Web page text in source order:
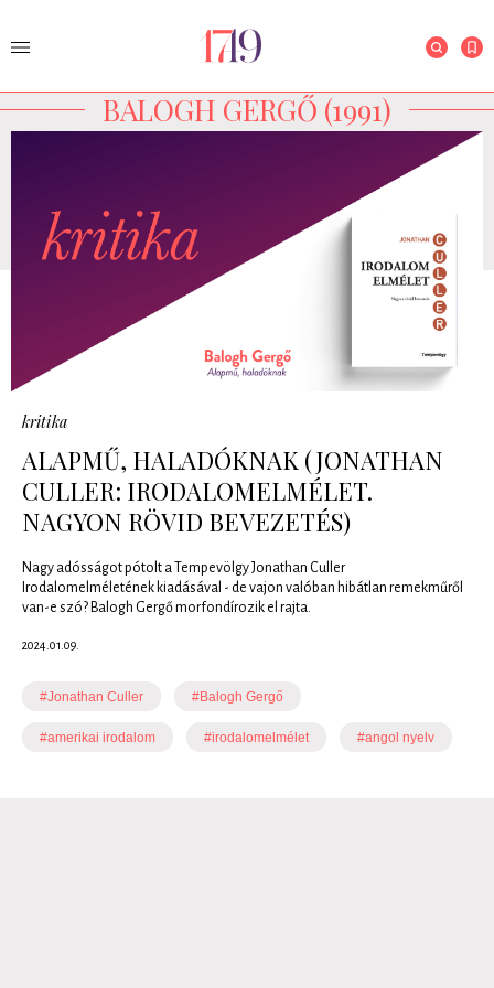
BALOGH GERGŐ (1991)
kritika
ALAPMŰ, HALADÓKNAK (JONATHAN
CULLER: IRODALOMELMÉLET.
NAGYON RÖVID BEVEZETÉS)
Nagy adósságot pótolt a Tempevölgy Jonathan Culler
Irodalomelméletének kiadásával - de vajon valóban hibátlan remekműről
van-e szó? Balogh Gergő morfondírozik el rajta.
2024.01.09.
#Jonathan Culler #Balogh Gergő
#amerikai irodalom #irodalomelmélet #angol nyelv